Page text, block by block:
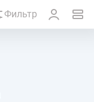
Фильтр